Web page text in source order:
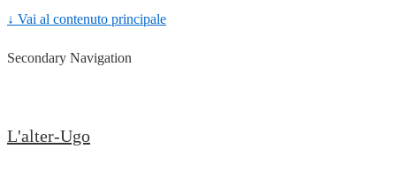
↓ Vai al contenuto principale
Secondary Navigation
L'alter-Ugo